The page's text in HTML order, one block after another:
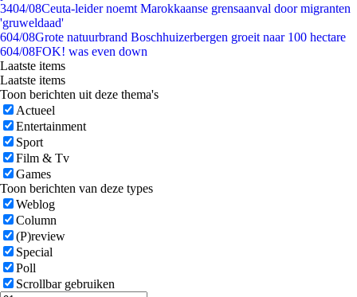
3404/08Ceuta-leider noemt Marokkaanse grensaanval door migranten
'gruweldaad'
604/08Grote natuurbrand Boschhuizerbergen groeit naar 100 hectare
604/08FOK! was even down
Laatste items
Laatste items
Toon berichten uit deze thema's
Actueel
Entertainment
Sport
Film & Tv
Games
Toon berichten van deze types
Weblog
Column
(P)review
Special
Poll
Scrollbar gebruiken